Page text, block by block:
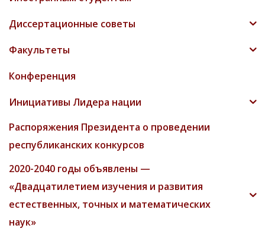
Диссертационные советы
Факультеты
Конференция
Инициативы Лидера нации
Распоряжения Президента о проведении
республиканских конкурсов
2020-2040 годы объявлены —
«Двадцатилетием изучения и развития
естественных, точных и математических
наук»